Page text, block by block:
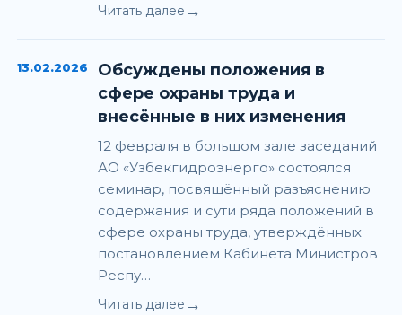
Читать далее →
13.02.2026
Обсуждены положения в
сфере охраны труда и
внесённые в них изменения
12 февраля в большом зале заседаний
АО «Узбекгидроэнерго» состоялся
семинар, посвящённый разъяснению
содержания и сути ряда положений в
сфере охраны труда, утверждённых
постановлением Кабинета Министров
Респу…
Читать далее →